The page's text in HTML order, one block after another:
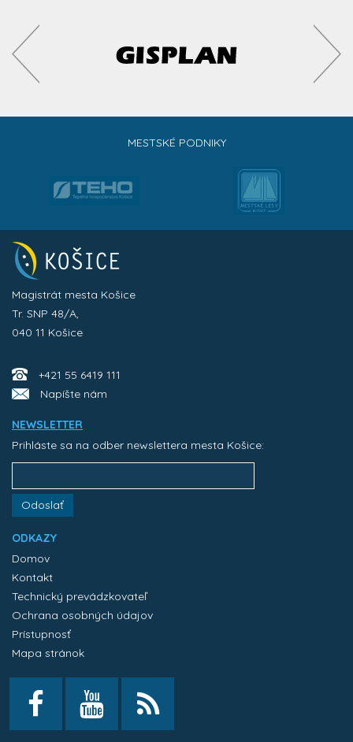
MESTSKÉ PODNIKY
Magistrát mesta Košice
Tr. SNP 48/A,
040 11 Košice
+421 55 6419 111
Napíšte nám
NEWSLETTER
Prihláste sa na odber newslettera mesta Košice:
Odoslať
ODKAZY
Domov
Kontakt
Technický prevádzkovateľ
Ochrana osobných údajov
Prístupnosť
Mapa stránok